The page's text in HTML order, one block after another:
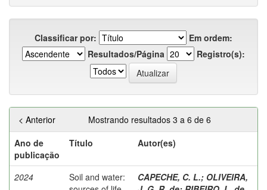
Classificar por:
Em ordem:
Resultados/Página
Registro(s):
Mostrando resultados 3 a 6 de 6
< Anterior
Ano de
publicação
Título Autor(es)
2024
Soil and water:
CAPECHE, C. L.; OLIVEIRA,